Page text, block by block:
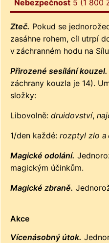
Nebezpečnost 5 (1 800
Zteč. Pokud se
zasáhne rohem, cíl utrpí
v záchranném hodu na
Přirozené sesílání kouzel.
záchrany kouzla je 14).
složky:
Libovolně: druidovství,
1/den každé: rozptyl zlo a
Magické odolání.
magickým účinkům.
Magické zbraně.
Akce
Vícenásobný útok.